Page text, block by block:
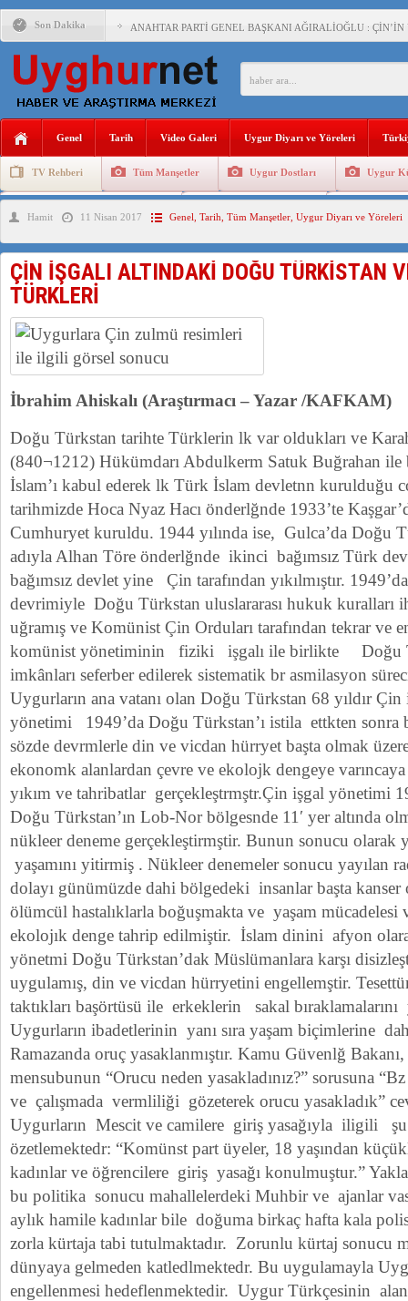
Son Dakika ANAHTAR PARTİ GENEL BAŞKANI AĞIRALİOĞLU :
ÇİN’İN DOĞU TÜRKİSTAN’DAKİ UYGULAMALARI
150 YILDIR KAYNAYAN YARAMIZ : ÇİN İŞGALİNDEKİ
ÇİN’İN UYGUR POLİTİKALARINI ÖVEN DİYANET
ÇİN’İN ANKARA BÜYÜKELÇİSİ JİANG’İN TRABZON
İŞGALCİ ÇİN’DEN “FETİHLER SULTANI
Genel Tarih Video Galeri Uygur Diyarı ve Yöreleri
TV Rehberi Tüm Manşetler Uygur Dostları Uygur
Uygurlarda Düğün ve Cenaze
Hamit 11 Nisan 2017 Genel Tarih Tüm Manşetler Uygur Diyarı ve Yöreleri
ÇİN İŞGALI ALTINDAKİ DOĞU TÜRKİSTAN
TÜRKLERİ
İbrahim Ahiskalı (Araştırmacı – Yazar /KAFKAM)
Doğu Türkstan tarihte Türklerin lk var oldukları ve
(840¬1212) Hükümdarı Abdulkerm Satuk Buğrahan
İslam’ı kabul ederek lk Türk İslam devletnn kurulduğu
tarihmizde Hoca Nyaz Hacı önderlğnde 1933’te
Cumhuryet kuruldu. 1944 yılında ise, Gulca’da Doğu
adıyla Alhan Töre önderlğnde ikinci bağımsız Türk
bağımsız devlet yine Çin tarafından yıkılmıştır.
devrimiyle Doğu Türkstan uluslararası hukuk kuralları
uğramış ve Komünist Çin Orduları tarafından tekrar ve
komünist yönetiminin fiziki işgalı ile birlikte Doğu
imkânları seferber edilerek sistematik br asmilasyon süreci
Uygurların ana vatanı olan Doğu Türkstan 68 yıldır Çin
yönetimi 1949’da Doğu Türkstan’ı istila ettkten sonra
sözde devrmlerle din ve vicdan hürryet başta olmak
ekonomk alanlardan çevre ve ekolojk dengeye
yıkım ve tahribatlar gerçekleştrmştr.Çin işgal yönetimi
Doğu Türkstan’ın Lob-Nor bölgesnde 11′ yer altında
nükleer deneme gerçekleştirmştir. Bunun sonucu
yaşamını yitirmiş . Nükleer denemeler sonucu yayılan
dolayı günümüzde dahi bölgedeki insanlar başta
ölümcül hastalıklarla boğuşmakta ve yaşam mücadelesi
ekolojık denge tahrip edilmiştir. İslam dinini afyon
yönetmi Doğu Türkstan’dak Müslümanlara karşı
uygulamış, din ve vicdan hürryetini engellemştir. Tesettür
taktıkları başörtüsü ile erkeklerin sakal
Uygurların ibadetlerinin yanı sıra yaşam biçimlerine
Ramazanda oruç yasaklanmıştır. Kamu Güvenlğ Bakanı,
mensubunun “Orucu neden yasakladınız?” sorusuna
ve çalışmada vermliliği gözeterek orucu yasakladık”
Uygurların Mescit ve camilere giriş yasağıyla iligili
özetlemektedr: “Komünst part üyeler, 18 yaşından
kadınlar ve öğrencilere giriş yasağı konulmuştur.”
bu politika sonucu mahallelerdeki Muhbir ve ajanlar
aylık hamile kadınlar bile doğuma birkaç hafta kala
zorla kürtaja tabi tutulmaktadır. Zorunlu kürtaj sonucu
dünyaya gelmeden katledlmektedr. Bu uygulamayla
engellenmesi hedeflenmektedir. Uygur Türkçesinin